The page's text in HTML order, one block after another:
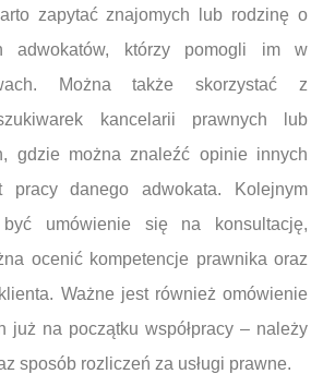
zapytać znajomych lub rodzinę o
adwokatów, którzy pomogli im w
Można także skorzystać z
kancelarii prawnych lub
gdzie można znaleźć opinie innych
pracy danego adwokata. Kolejnym
umówienie się na konsultację,
ocenić kompetencje prawnika oraz
Ważne jest również omówienie
już na początku współpracy – należy
sposób rozliczeń za usługi prawne.